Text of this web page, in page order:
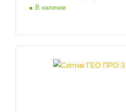
В наличии